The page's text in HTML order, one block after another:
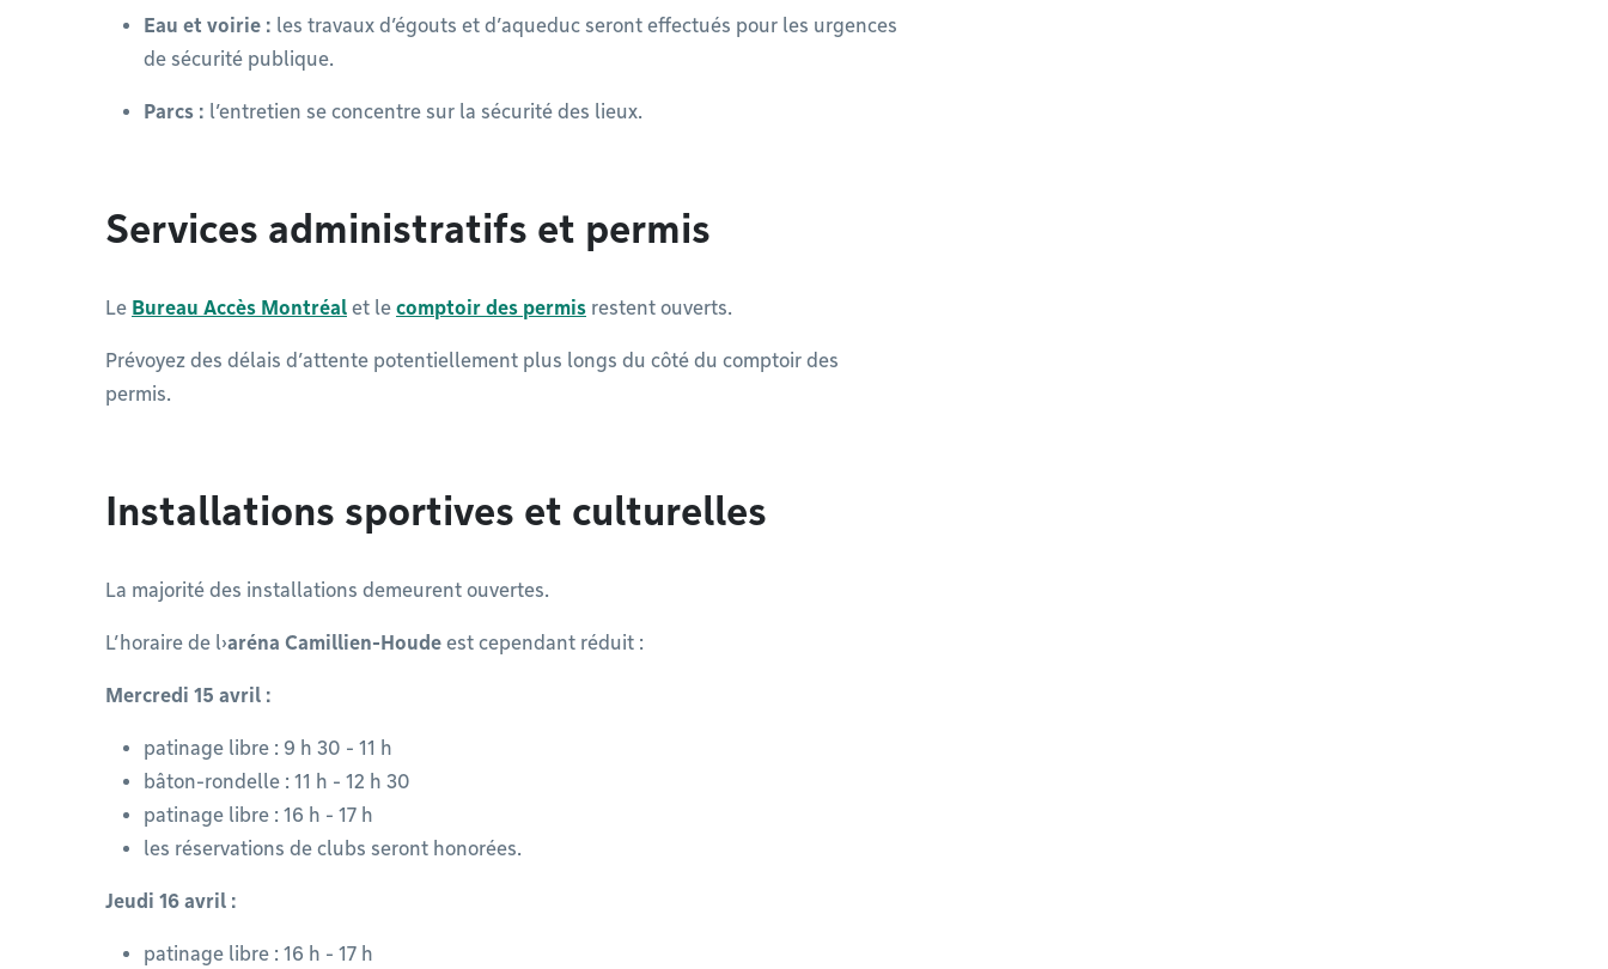
Eau et voirie : les travaux d’égouts et d’aqueduc seront effectués pour les urgences
de sécurité publique.
Parcs : l’entretien se concentre sur la sécurité des lieux.
Services administratifs et permis
Le Bureau Accès Montréal et le comptoir des permis restent ouverts.
Prévoyez des délais d’attente potentiellement plus longs du côté du comptoir des
permis.
Installations sportives et culturelles
La majorité des installations demeurent ouvertes.
L’horaire de l›aréna Camillien-Houde est cependant réduit :
Mercredi 15 avril :
patinage libre : 9 h 30 - 11 h
bâton-rondelle : 11 h - 12 h 30
patinage libre : 16 h - 17 h
les réservations de clubs seront honorées.
Jeudi 16 avril :
patinage libre : 16 h - 17 h